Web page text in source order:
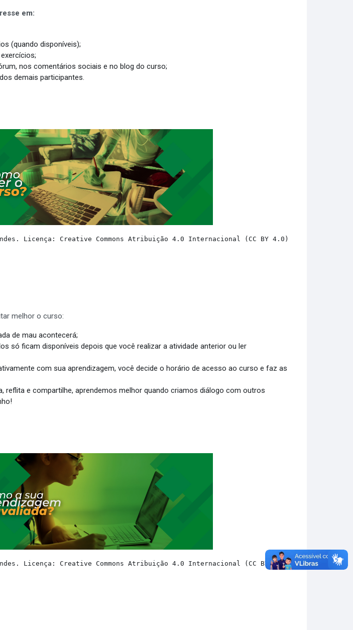
em:
(quando disponíveis);
nos comentários sociais e no blog do curso;
demais participantes.
Licença: Creative Commons Atribuição 4.0 Internacional (CC BY 4.0)
melhor o curso:
de mau acontecerá;
só ficam disponíveis depois que você realizar a atividade anterior ou ler
com sua aprendizagem, você decide o horário de acesso ao curso e faz as
reflita e compartilhe, aprendemos melhor quando criamos diálogo com outros
Licença: Creative Commons Atribuição 4.0 Internacional (CC BY 4.0)